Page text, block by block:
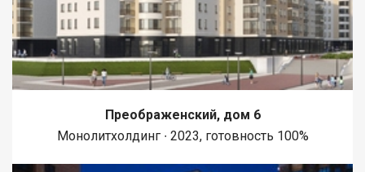
Преображенский, дом 6
Монолитхолдинг ∙ 2023, готовность 100%